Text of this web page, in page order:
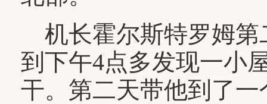
机长霍尔斯特罗姆第
到下午4点多发现一小
干。第二天带他到了